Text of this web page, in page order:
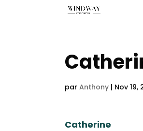
parAnthony | Nov 19,
Catherine